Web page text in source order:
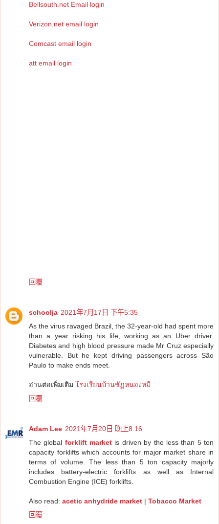
Bellsouth.net Email login
Verizon.net email login
Comcast email login
att email login
回覆
schoolja 2021年7月17日 下午5:35
As the virus ravaged Brazil, the 32-year-old had spent more
than a year risking his life, working as an Uber driver.
Diabetes and high blood pressure made Mr Cruz especially
vulnerable. But he kept driving passengers across São
Paulo to make ends meet.
อ่านต่อเพิ่มเติม โรงเรียนบ้านชัฏหนองหมี
回覆
Adam Lee 2021年7月20日 晚上8:16
The global forklift market is driven by the less than 5 ton
capacity forklifts which accounts for major market share in
terms of volume. The less than 5 ton capacity majorly
includes battery-electric forklifts as well as Internal
Combustion Engine (ICE) forklifts.
Also read: acetic anhydride market | Tobacco Market
回覆